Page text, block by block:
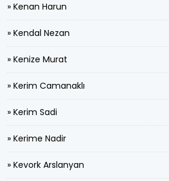
» Kenan Harun
» Kendal Nezan
» Kenize Murat
» Kerim Camanaklı
» Kerim Sadi
» Kerime Nadir
» Kevork Arslanyan